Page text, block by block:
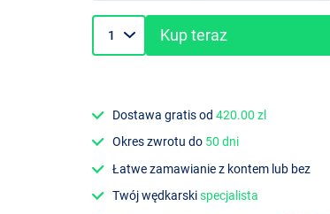
Kup teraz
Dostawa gratis od420.00 zl
Okres zwrotu do 50 dni
Łatwe zamawianie z kontem lub bez
Twój wędkarskispecjalista